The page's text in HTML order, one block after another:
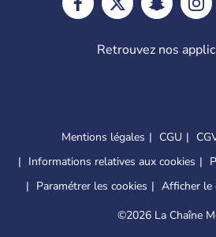
Retrouvez nos
Mentions légales CGU
Informations relatives aux cookies
Paramétrer les cookies
Afficher le
©2026 La Chaîne